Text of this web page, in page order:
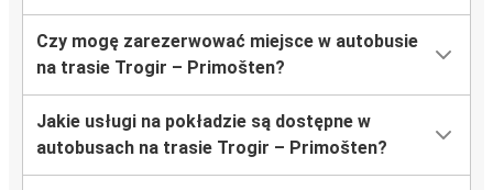
Czy mogę zarezerwować miejsce w autobusie
na trasie Trogir – Primošten?
Jakie usługi na pokładzie są dostępne w
autobusach na trasie Trogir – Primošten?